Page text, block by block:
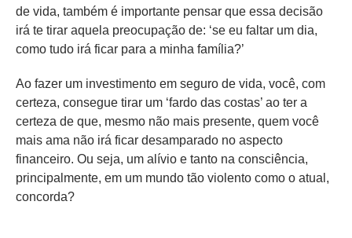
de vida, também é importante pensar que essa decisão
irá te tirar aquela preocupação de: ‘se eu faltar um dia,
como tudo irá ficar para a minha família?’
Ao fazer um investimento em seguro de vida, você, com
certeza, consegue tirar um ‘fardo das costas’ ao ter a
certeza de que, mesmo não mais presente, quem você
mais ama não irá ficar desamparado no aspecto
financeiro. Ou seja, um alívio e tanto na consciência,
principalmente, em um mundo tão violento como o atual,
concorda?